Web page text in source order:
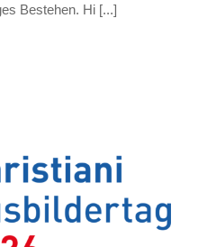
Bestehen. Hi [...]